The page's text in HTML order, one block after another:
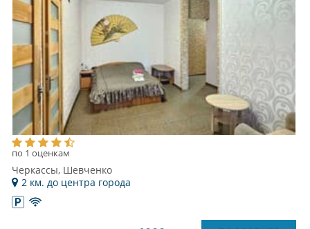
по 1 оценкам
Черкассы, Шевченко
2 км. до центра города